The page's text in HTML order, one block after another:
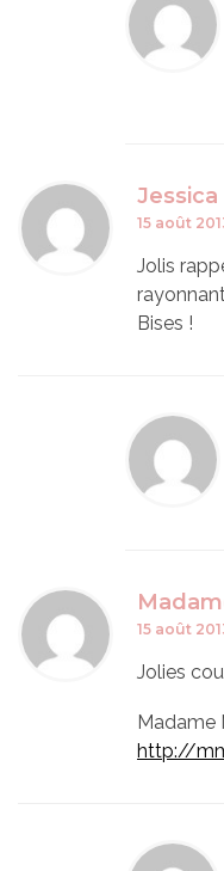
Jessica
15 août
Jolis
Bises !
15 août
Jolies
Madame
http://